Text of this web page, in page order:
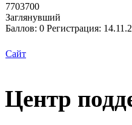
7703700
Заглянувший
Баллов: 0 Регистрация:
Сайт
Центр